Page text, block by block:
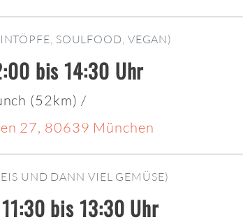
SOULFOOD, VEGAN)
bis 14:30 Uhr
(52km) /
27, 80639 München
UND DANN VIEL GEMÜSE)
bis 13:30 Uhr